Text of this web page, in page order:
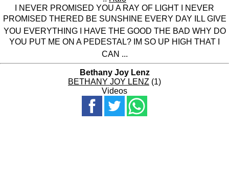
I NEVER PROMISED YOU A RAY OF LIGHT I NEVER
PROMISED THERED BE SUNSHINE EVERY DAY ILL GIVE
YOU EVERYTHING I HAVE THE GOOD THE BAD WHY DO
YOU PUT ME ON A PEDESTAL? IM SO UP HIGH THAT I
CAN ...
Bethany Joy Lenz
BETHANY JOY LENZ (1)
Videos